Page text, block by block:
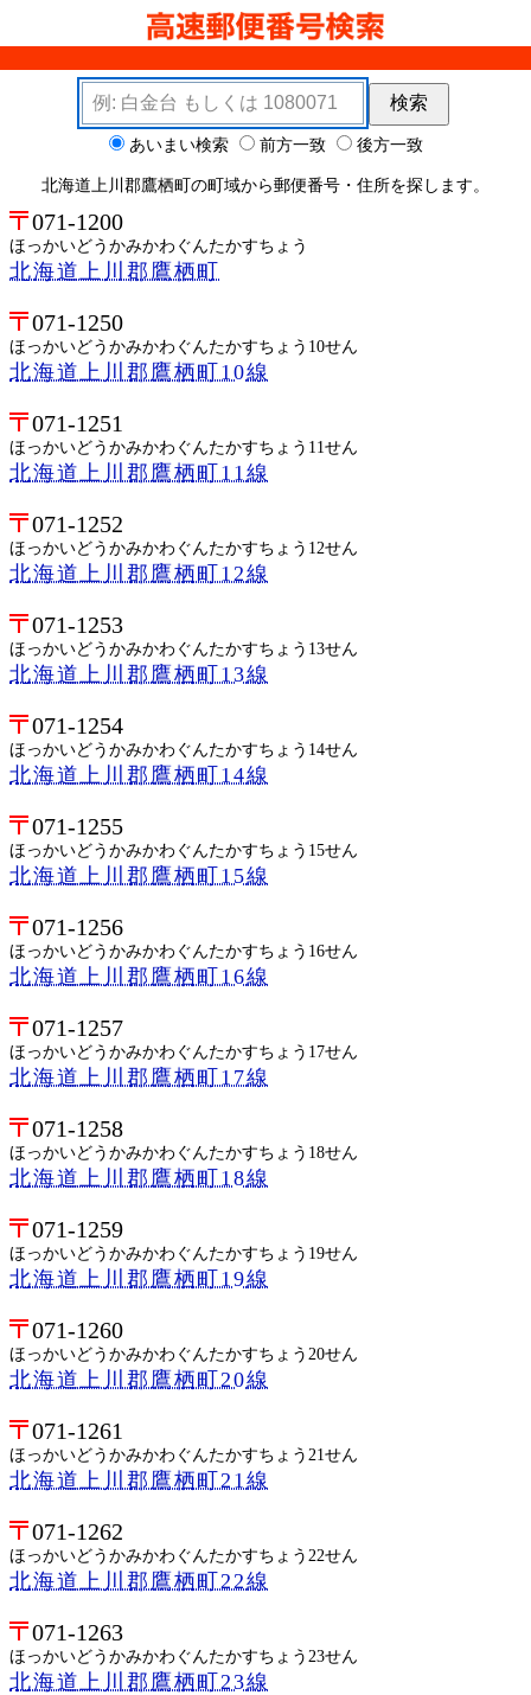
検索キーワード
検索
検索オプション あいまい検索 前方一致 後方一致
北海道上川郡鷹栖町の町域から郵便番号・住所を探します。
071-1200
ほっかいどうかみかわぐんたかすちょう
北海道上川郡鷹栖町
071-1250
ほっかいどうかみかわぐんたかすちょう10せん
北海道上川郡鷹栖町10線
071-1251
ほっかいどうかみかわぐんたかすちょう11せん
北海道上川郡鷹栖町11線
071-1252
ほっかいどうかみかわぐんたかすちょう12せん
北海道上川郡鷹栖町12線
071-1253
ほっかいどうかみかわぐんたかすちょう13せん
北海道上川郡鷹栖町13線
071-1254
ほっかいどうかみかわぐんたかすちょう14せん
北海道上川郡鷹栖町14線
071-1255
ほっかいどうかみかわぐんたかすちょう15せん
北海道上川郡鷹栖町15線
071-1256
ほっかいどうかみかわぐんたかすちょう16せん
北海道上川郡鷹栖町16線
071-1257
ほっかいどうかみかわぐんたかすちょう17せん
北海道上川郡鷹栖町17線
071-1258
ほっかいどうかみかわぐんたかすちょう18せん
北海道上川郡鷹栖町18線
071-1259
ほっかいどうかみかわぐんたかすちょう19せん
北海道上川郡鷹栖町19線
071-1260
ほっかいどうかみかわぐんたかすちょう20せん
北海道上川郡鷹栖町20線
071-1261
ほっかいどうかみかわぐんたかすちょう21せん
北海道上川郡鷹栖町21線
071-1262
ほっかいどうかみかわぐんたかすちょう22せん
北海道上川郡鷹栖町22線
071-1263
ほっかいどうかみかわぐんたかすちょう23せん
北海道上川郡鷹栖町23線